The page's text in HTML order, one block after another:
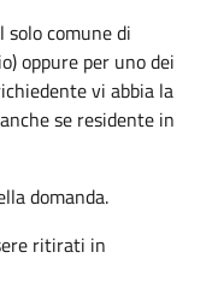
comune di
oppure per uno dei
vi abbia la
se residente in
domanda.
ritirati in